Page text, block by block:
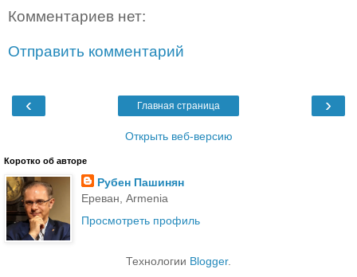
Комментариев нет:
Отправить комментарий
‹ ›
Главная страница
Открыть веб-версию
Коротко об авторе
Рубен Пашинян
Ереван, Armenia
Просмотреть профиль
Технологии Blogger.